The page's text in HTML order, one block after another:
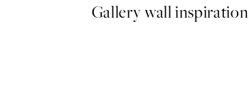
Gallery wall inspiration